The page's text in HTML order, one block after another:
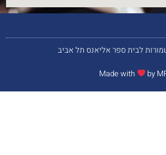
לבית ספר אליאנס תל אביב
Made with